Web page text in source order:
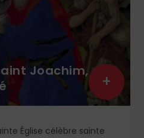
Joachim,
Église célèbre sainte
+